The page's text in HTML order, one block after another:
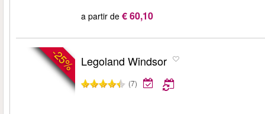
a partir de € 60,10
-25% Legoland Windsor
(7)